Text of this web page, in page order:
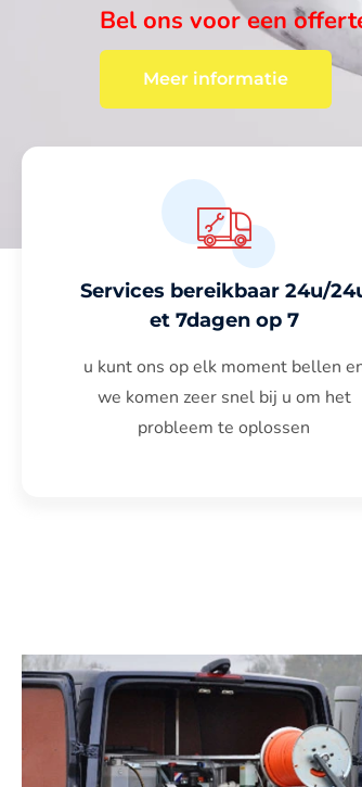
wij vinden altijd een
Services bereikbaar 24u/
et 7dagen op 7
u kunt ons op elk moment bellen
we komen zeer snel bij u om het
probleem te oplossen